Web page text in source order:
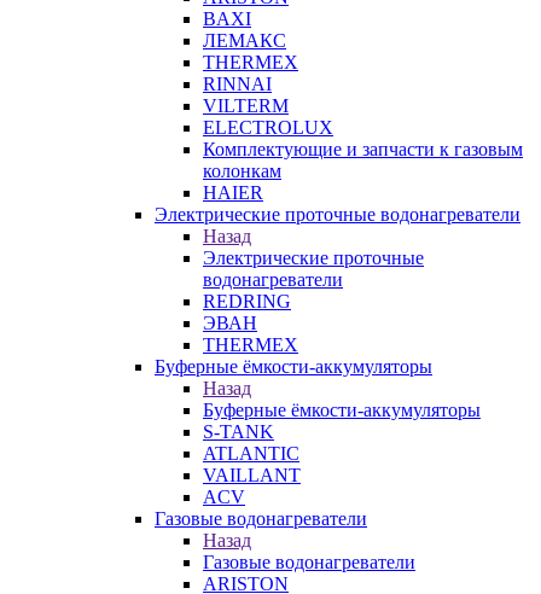
BAXI
ЛЕМАКС
THERMEX
RINNAI
VILTERM
ELECTROLUX
Комплектующие и запчасти к газовым
колонкам
HAIER
Электрические проточные водонагреватели
Назад
Электрические проточные
водонагреватели
REDRING
ЭВАН
THERMEX
Буферные ёмкости-аккумуляторы
Назад
Буферные ёмкости-аккумуляторы
S-TANK
ATLANTIC
VAILLANT
ACV
Газовые водонагреватели
Назад
Газовые водонагреватели
ARISTON